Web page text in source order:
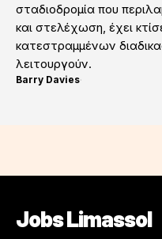
σταδιοδρομία που
και στελέχωση, έχει
κατεστραμμένων
λειτουργούν.
Barry Davies·
Jobs Limassol